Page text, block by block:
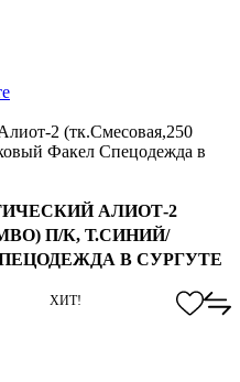
2 (тк.Смесовая,250
Факел Спецодежда в
АЛИОТ-2
П/К, Т.СИНИЙ/
В СУРГУТЕ
ХИТ!